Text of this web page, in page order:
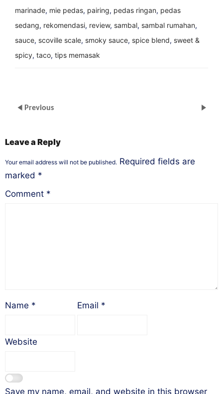
marinade, mie pedas, pairing, pedas ringan, pedas
sedang, rekomendasi, review, sambal, sambal rumahan,
sauce, scoville scale, smoky sauce, spice blend, sweet &
spicy, taco, tips memasak
Previous
Leave a Reply
Your email address will not be published. Required fields are
marked *
Comment *
Name * Email *
Website
Save my name, email, and website in this browser